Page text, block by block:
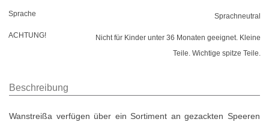
Sprache Sprachneutral
ACHTUNG!
Nicht für Kinder unter 36 Monaten geeignet. Kleine
Teile. Wichtige spitze Teile.
Beschreibung
Wanstreißa verfügen über ein Sortiment an gezackten Speeren